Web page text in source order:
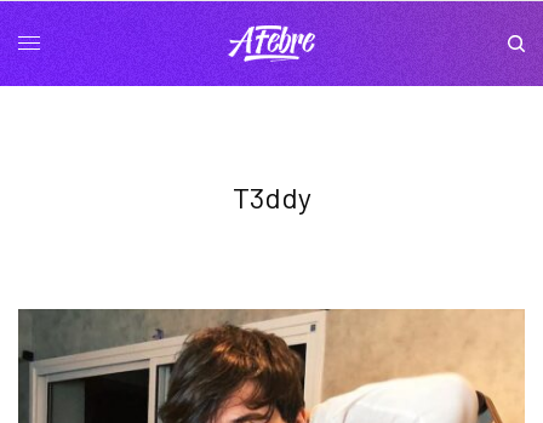
T3ddy